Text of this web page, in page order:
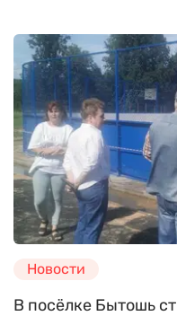
Новости
В посёлке Бытошь